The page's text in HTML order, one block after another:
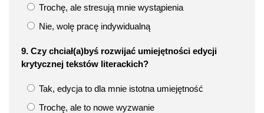
Trochę, ale stresują mnie wystąpienia
Nie, wolę pracę indywidualną
9. Czy chciał(a)byś rozwijać umiejętności edycji
krytycznej tekstów literackich?
Tak, edycja to dla mnie istotna umiejętność
Trochę, ale to nowe wyzwanie